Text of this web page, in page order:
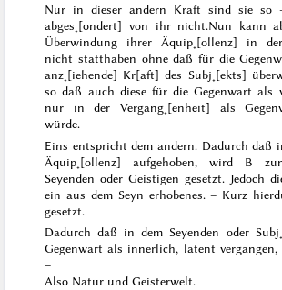
Nur in dieser andern Kraft sind sie so
abges˖[ondert] von ihr nicht.Nun kann
Überwindung ihrer Äquip˖[ollenz] in
nicht statthaben ohne daß für die
anz˖[iehende] Kr[aft] des Subj˖[ekts]
so daß auch diese für die Gegenwart als
nur in der Vergang˖[enheit] als
würde.
Eins entspricht dem andern. Dadurch daß
Äquip˖[ollenz] aufgehoben, wird B
Seyenden oder Geistigen gesetzt. Jedoch
ein aus dem Seyn erhobenes. – Kurz
gesetzt.
Dadurch daß in dem Seyenden oder
Gegenwart als innerlich, latent vergangen,
–
Also Natur und Geisterwelt.